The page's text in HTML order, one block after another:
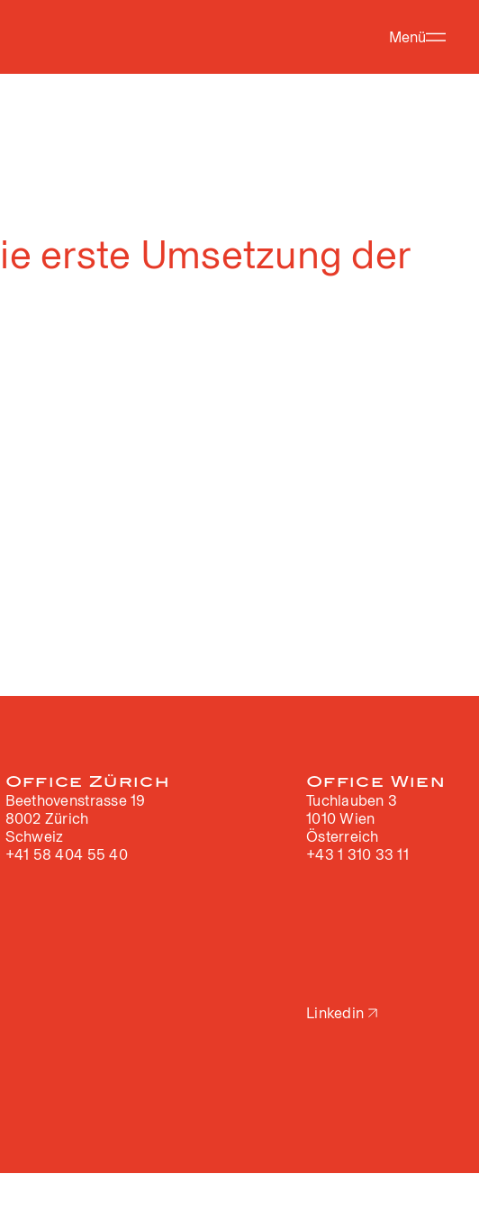
Menü
erste Umsetzung der
Office Zürich
Beethovenstrasse 19
8002 Zürich
Schweiz
+41 58 404 55 40
Office Wien
Tuchlauben 3
1010 Wien
Österreich
+43 1 310 33 11
Linkedin